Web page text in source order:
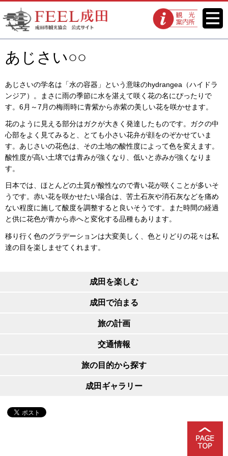
FEEL成田 成田市観光協会 公式
サイト
観光案内所
メニ
ュー
あじさい○○
あじさいの学名は「水の容器」という意味のhydrangea（ハイドラ
ンジア）。まさに雨の季節に水を湛えて咲く花の名にぴったりで
す。6月～7月の梅雨時に青紫から赤紫の美しい花を咲かせます。
花のように見える部分はガクが大きく発達したものです。ガクの中
心部をよく見てみると、とても小さい花弁が顔をのぞかせていま
す。あじさいの花色は、その土地の酸性度によって色を変えます。
酸性度が高い土壌では青みが強くなり、低いと赤みが強くなりま
す。
日本では、ほとんどの土質が酸性なので青い花が咲くことが多いそ
うです。赤い花を咲かせたい場合は、苦土石灰や消石灰などを痛め
ない程度に施して酸度を調整すると良いそうです。また時間の経過
と供に花色が青から赤へと変化する品種もあります。
移り行く色のグラデーションは大変美しく、色とりどりの花々は私
達の目を楽しませてくれます。
成田を楽しむ
成田で泊まる
旅の計画
交通情報
旅の目的から探す
成田ギャラリー